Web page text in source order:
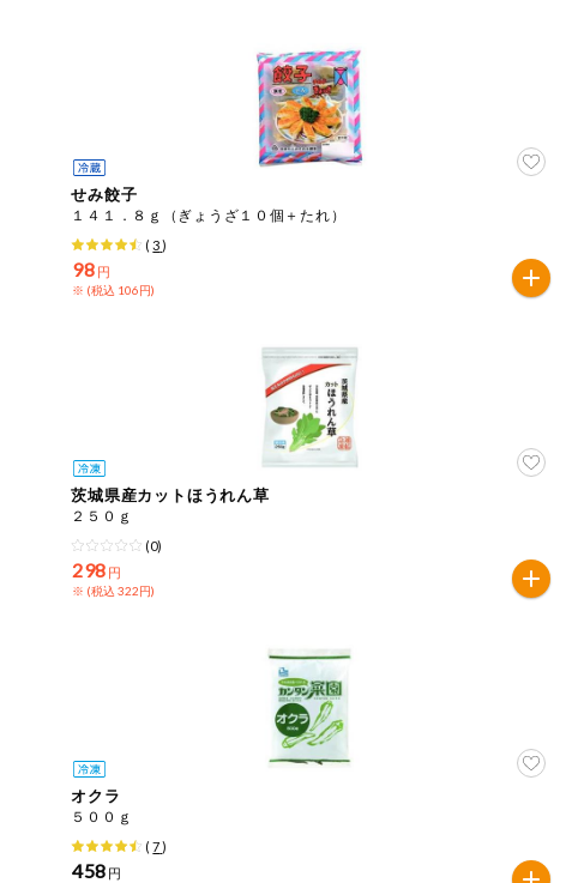
お弁当用商品
かんたん調理
オーガニック
ベビー・キッ
ズ関連
エシカル
健康志向食品
せみ餃子
１４１．８ｇ（ぎょうざ１０個＋たれ）
(3)
98 円
※ (税込 106円)
茨城県産カットほうれん草
２５０ｇ
(0)
298 円
※ (税込 322円)
オクラ
５００ｇ
(7)
458 円